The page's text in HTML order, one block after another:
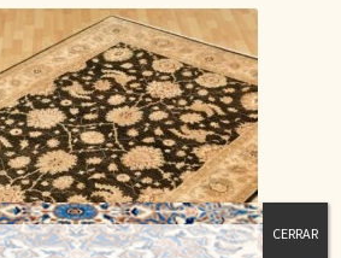
CERRAR